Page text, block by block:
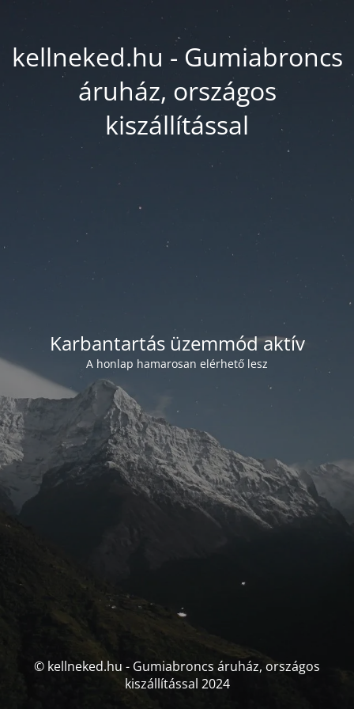
kellneked.hu - Gumiabroncs
áruház, országos
kiszállítással
Karbantartás üzemmód aktív
A honlap hamarosan elérhető lesz
© kellneked.hu - Gumiabroncs áruház, országos
kiszállítással 2024